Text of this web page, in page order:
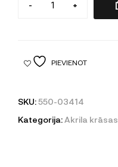
- +
PIEVIENOT
SKU:550-03414
Kategorija:Akrila krāsas